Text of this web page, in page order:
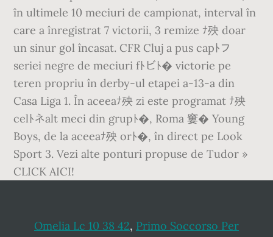
în ultimele 10 meciuri de campionat, interval în
care a înregistrat 7 victorii, 3 remize ﾅ殃 doar
un sinur gol încasat. CFR Cluj a pus capﾄフ
seriei negre de meciuri fﾄビﾄ� victorie pe
teren propriu în derby-ul etapei a-13-a din
Casa Liga 1. În aceeaﾅ殃 zi este programat ﾅ殃
celﾄネalt meci din grupﾄ�, Roma 窶� Young
Boys, de la aceeaﾅ殃 orﾄ�, în direct pe Look
Sport 3. Vezi alte ponturi propuse de Tudor »
CLICK AICI!
Omelia Lc 10 38 42, Primo Soccorso Per